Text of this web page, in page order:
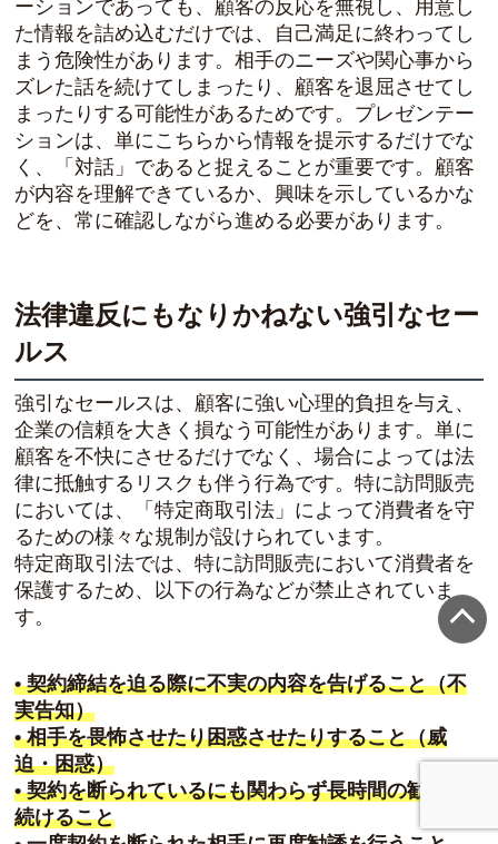
ーションであっても、顧客の反応を無視し、用意し
た情報を詰め込むだけでは、自己満足に終わってし
まう危険性があります。相手のニーズや関心事から
ズレた話を続けてしまったり、顧客を退屈させてし
まったりする可能性があるためです。プレゼンテー
ションは、単にこちらから情報を提示するだけでな
く、「対話」であると捉えることが重要です。顧客
が内容を理解できているか、興味を示しているかな
どを、常に確認しながら進める必要があります。
法律違反にもなりかねない強引なセー
ルス
強引なセールスは、顧客に強い心理的負担を与え、
企業の信頼を大きく損なう可能性があります。単に
顧客を不快にさせるだけでなく、場合によっては法
律に抵触するリスクも伴う行為です。特に訪問販売
においては、「特定商取引法」によって消費者を守
るための様々な規制が設けられています。
特定商取引法では、特に訪問販売において消費者を
保護するため、以下の行為などが禁止されていま
す。
• 契約締結を迫る際に不実の内容を告げること（不
実告知）
• 相手を畏怖させたり困惑させたりすること（威
迫・困惑）
• 契約を断られているにも関わらず長時間の勧誘を
続けること